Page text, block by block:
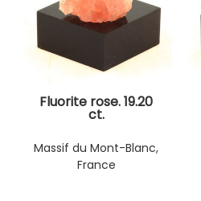
Fluorite rose. 19.20
ct.
Massif du Mont-Blanc,
France